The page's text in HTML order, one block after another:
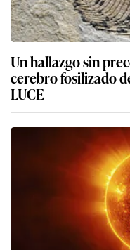
Un hallazgo sin
cerebro fosilizado
LUCE